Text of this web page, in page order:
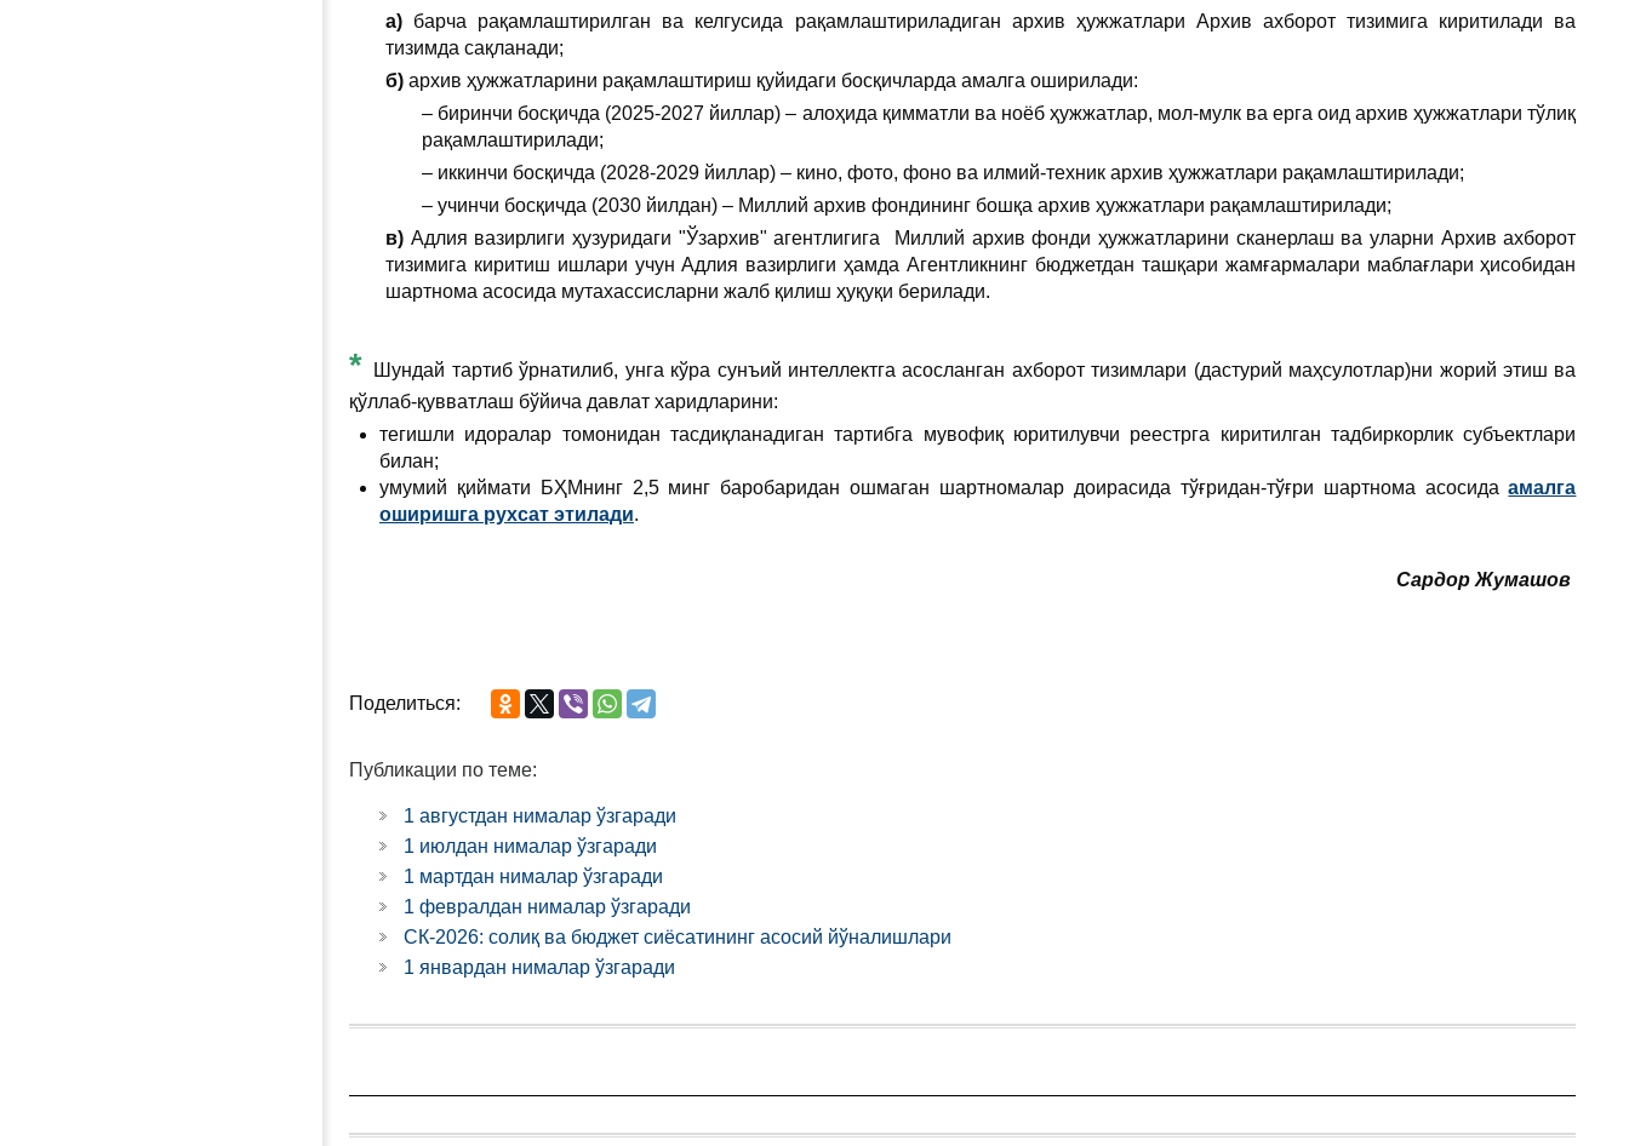
а) барча рақамлаштирилган ва келгусида рақамлаштириладиган архив ҳужжатлари Архив ахборот тизимига киритилади ва
тизимда сақланади;
б) архив ҳужжатларини рақамлаштириш қуйидаги босқичларда амалга оширилади:
– биринчи босқичда (2025-2027 йиллар) – алоҳида қимматли ва ноёб ҳужжатлар, мол-мулк ва ерга оид архив ҳужжатлари тўлиқ
рақамлаштирилади;
– иккинчи босқичда (2028-2029 йиллар) – кино, фото, фоно ва илмий-техник архив ҳужжатлари рақамлаштирилади;
– учинчи босқичда (2030 йилдан) – Миллий архив фондининг бошқа архив ҳужжатлари рақамлаштирилади;
в) Адлия вазирлиги ҳузуридаги "Ўзархив" агентлигига Миллий архив фонди ҳужжатларини сканерлаш ва уларни Архив ахборот
тизимига киритиш ишлари учун Адлия вазирлиги ҳамда Агентликнинг бюджетдан ташқари жамғармалари маблағлари ҳисобидан
шартнома асосида мутахассисларни жалб қилиш ҳуқуқи берилади.
*
Шундай тартиб ўрнатилиб, унга кўра сунъий интеллектга асосланган ахборот тизимлари (дастурий маҳсулотлар)ни жорий этиш ва
қўллаб-қувватлаш бўйича давлат харидларини:
тегишли идоралар томонидан тасдиқланадиган тартибга мувофиқ юритилувчи реестрга киритилган тадбиркорлик субъектлари
билан;
умумий қиймати БҲМнинг 2,5 минг баробаридан ошмаган шартномалар доирасида тўғридан-тўғри шартнома асосидаамалга
оширишга рухсат этилади.
Сардор Жумашов
Поделиться:
Публикации по теме:
1 августдан нималар ўзгаради
1 июлдан нималар ўзгаради
1 мартдан нималар ўзгаради
1 февралдан нималар ўзгаради
СК-2026: солиқ ва бюджет сиёсатининг асосий йўналишлари
1 январдан нималар ўзгаради